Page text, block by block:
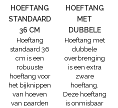
HOEFTANG
STANDAARD
36 CM
Hoeftang
standaard 36
cm is een
robuuste
hoeftang voor
het bijknippen
van hoeven
van paarden
HOEFTANG
MET
DUBBELE
OVERBRENGING
Hoeftang met
dubbele
overbrenging
is een extra
zware
hoeftang.
Deze hoeftang
is onmisbaar